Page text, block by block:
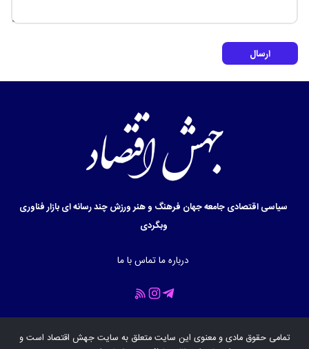
ارسال
سیاسیاقتصادیجامعهجهان فرهنگ و هنرورزشچند رسانه ایبازارفناوری
وبگردی
درباره ماتماس با ما
تمامی حقوق مادی و معنوی این سایت متعلق به سایتجهش اقتصاد است و